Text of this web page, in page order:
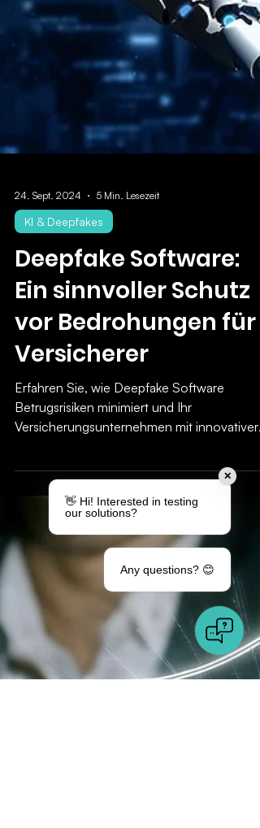
24. Sept. 2024
Deepfake Software:
Ein sinnvoller Schutz
vor Bedrohungen für
Versicherer
Erfahren Sie, wie Deepfake Software
Betrugsrisiken minimiert und Ihr
Versicherungsunternehmen mit innovativer
Technologie schützt.
✕
👋 Hi! Interested in testing
our solutions?
Any questions? 😊